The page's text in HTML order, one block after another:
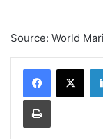
Source: World
Imprimir